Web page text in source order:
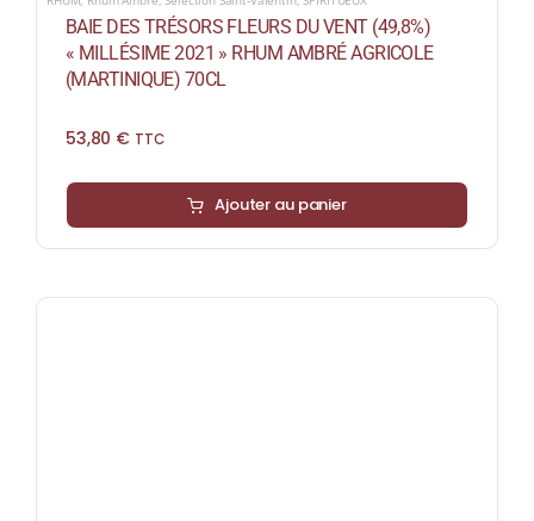
BAIE DES TRÉSORS FLEURS DU VENT (49,8%)
« MILLÉSIME 2021 » RHUM AMBRÉ AGRICOLE
(MARTINIQUE) 70CL
53,80 € TTC
Ajouter au panier